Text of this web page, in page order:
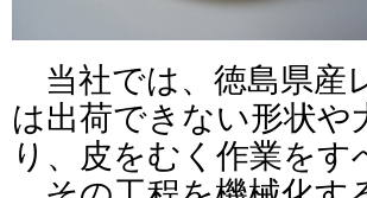
当社では、徳島県産
は出荷できない形状
り、皮をむく作業を